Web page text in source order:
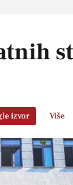
izvor Više